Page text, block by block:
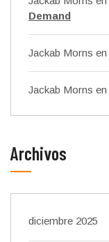
Demand
Jackab Morns en
Jackab Morns en
Archivos
diciembre 2025